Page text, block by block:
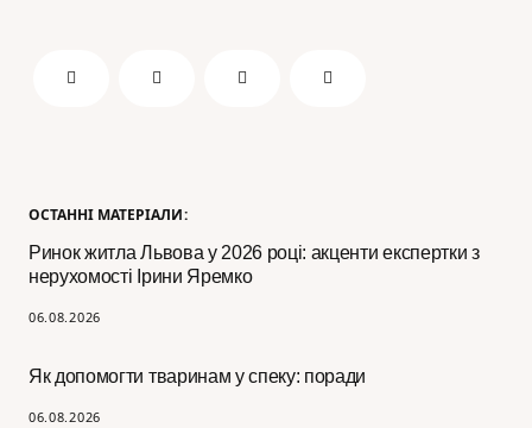
ОСТАННІ МАТЕРІАЛИ:
Ринок житла Львова у 2026 році: акценти експертки з
нерухомості Ірини Яремко
06.08.2026
Як допомогти тваринам у спеку: поради
06.08.2026